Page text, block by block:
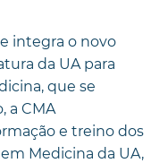
integra o novo
da UA para
que se
a CMA
e treino dos
Medicina da UA,